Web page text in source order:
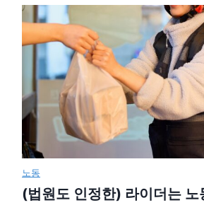
노동
(법원도 인정한) 라이더는 노